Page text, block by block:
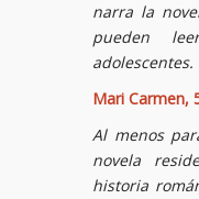
narra la
pueden
adolescentes.
Mari Carmen,
Al menos
novela
historia